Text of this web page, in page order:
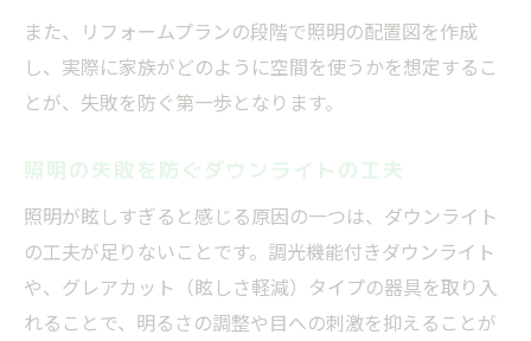
また、リフォームプランの段階で照明の配置図を作成
し、実際に家族がどのように空間を使うかを想定するこ
とが、失敗を防ぐ第一歩となります。
照明の失敗を防ぐダウンライトの工夫
照明が眩しすぎると感じる原因の一つは、ダウンライト
の工夫が足りないことです。調光機能付きダウンライト
や、グレアカット（眩しさ軽減）タイプの器具を取り入
れることで、明るさの調整や目への刺激を抑えることが